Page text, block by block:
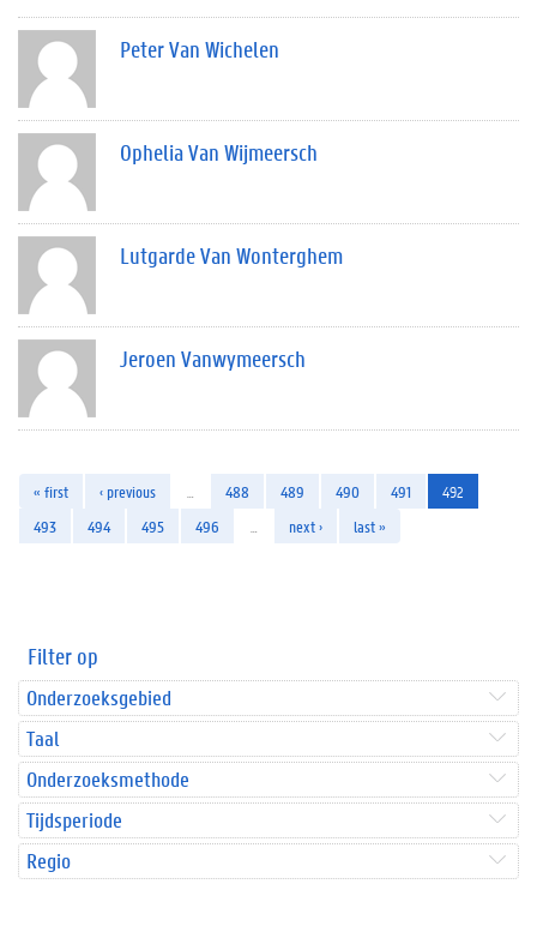
Peter Van Wichelen
Ophelia Van Wijmeersch
Lutgarde Van Wonterghem
Jeroen Vanwymeersch
« first ‹ previous 488 489 490 491
492
493
494 495 496 next › last »
Filter op
Onderzoeksgebied
Taal
Onderzoeksmethode
Tijdsperiode
Regio